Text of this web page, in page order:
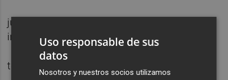
jugadores que recorren 30-40 en alta
intensidad
te hace ser más prudcitivo
Uso responsable de sus
datos
Nosotros y nuestros socios utilizamos